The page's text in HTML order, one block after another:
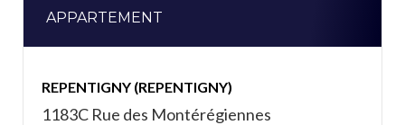
APPARTEMENT
REPENTIGNY (REPENTIGNY)
1183C Rue des Montérégiennes